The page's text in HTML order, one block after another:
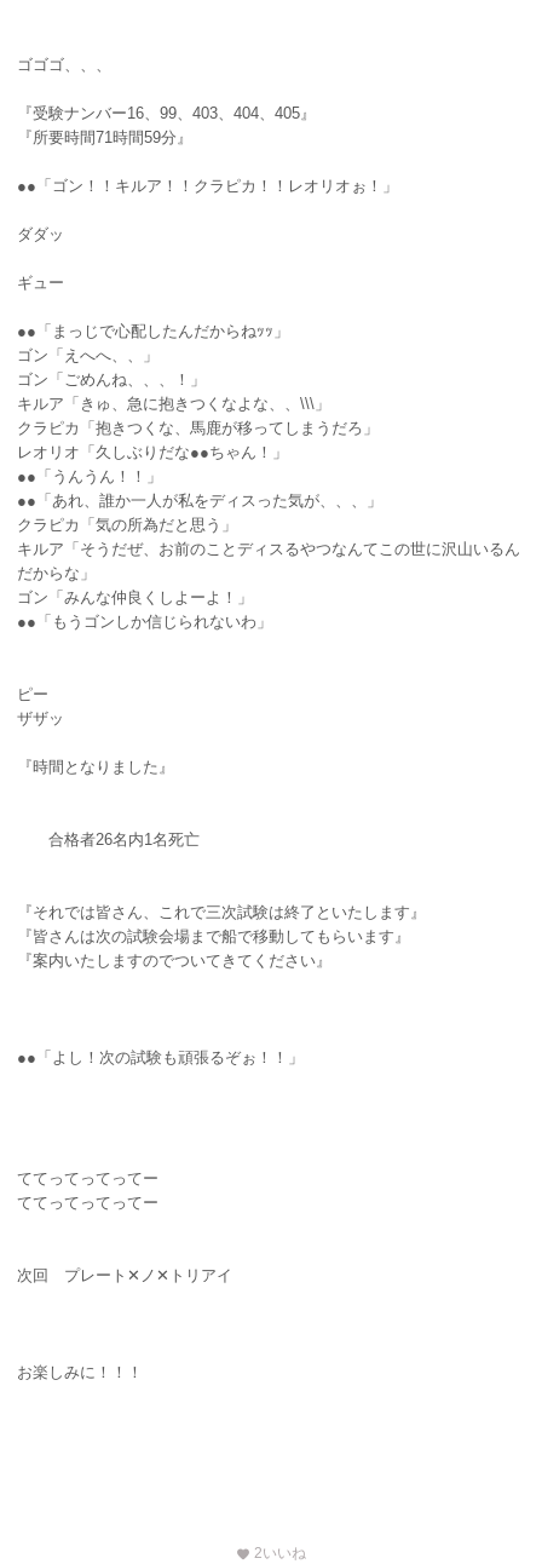
ゴゴゴ、、、
『受験ナンバー16、99、403、404、405』
『所要時間71時間59分』
●●「ゴン！！キルア！！クラピカ！！レオリオぉ！」
ダダッ
ギュー
●●「まっじで心配したんだからねｯｯ」
ゴン「えへへ、、」
ゴン「ごめんね、、、！」
キルア「きゅ、急に抱きつくなよな、、\\\」
クラピカ「抱きつくな、馬鹿が移ってしまうだろ」
レオリオ「久しぶりだな●●ちゃん！」
●●「うんうん！！」
●●「あれ、誰か一人が私をディスった気が、、、」
クラピカ「気の所為だと思う」
キルア「そうだぜ、お前のことディスるやつなんてこの世に沢山いるん
だからな」
ゴン「みんな仲良くしよーよ！」
●●「もうゴンしか信じられないわ」
ピー
ザザッ
『時間となりました』
合格者26名内1名死亡
『それでは皆さん、これで三次試験は終了といたします』
『皆さんは次の試験会場まで船で移動してもらいます』
『案内いたしますのでついてきてください』
●●「よし！次の試験も頑張るぞぉ！！」
ててってってってー
ててってってってー
次回 プレート✕ノ✕トリアイ
お楽しみに！！！
favorite 2いいね